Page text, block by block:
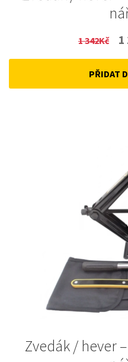
1 342Kč 1
PŘIDAT
Zvedák / hever